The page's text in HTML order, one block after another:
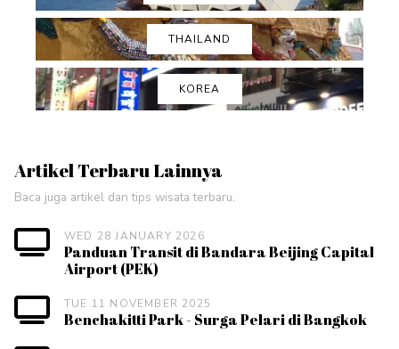
THAILAND
KOREA
Artikel Terbaru Lainnya
Baca juga artikel dan tips wisata terbaru.
WED 28 JANUARY 2026
Panduan Transit di Bandara Beijing Capital
Airport (PEK)
TUE 11 NOVEMBER 2025
Benchakitti Park - Surga Pelari di Bangkok